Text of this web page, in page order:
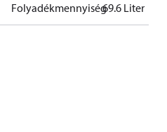
Folyadékmennyiség69.6 Liter